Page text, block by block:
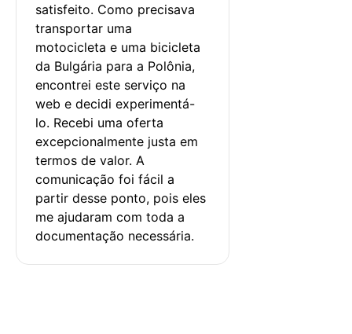
satisfeito. Como precisava
transportar uma
motocicleta e uma bicicleta
da Bulgária para a Polônia,
encontrei este serviço na
web e decidi experimentá-
lo. Recebi uma oferta
excepcionalmente justa em
termos de valor. A
comunicação foi fácil a
partir desse ponto, pois eles
me ajudaram com toda a
documentação necessária.